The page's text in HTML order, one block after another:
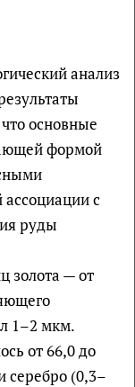
анализ
основные
формой
с
руды
золота — от
1–2 мкм.
от 66,0 до
серебро (0,3–